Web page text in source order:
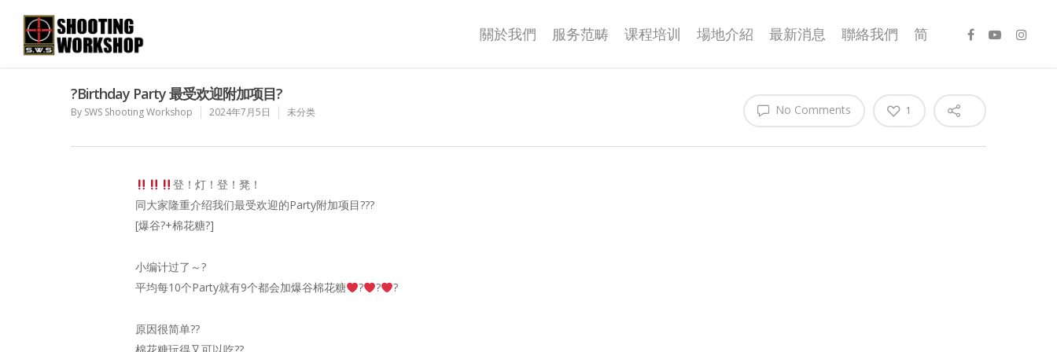
關於我們 服务范畴 课程培训 場地介紹 最新消息 聯絡我們 简
?Birthday Party 最受欢迎附加项目?
By SWS Shooting Workshop 2024年7月5日 未分类 No Comments 1
登！灯！登！凳！
同大家隆重介绍我们最受欢迎的Party附加项目???
[爆谷?+棉花糖?]
小编计过了～?
平均每10个Party就有9个都会加爆谷棉花糖
‍? ‍? ‍?
原因很简单??